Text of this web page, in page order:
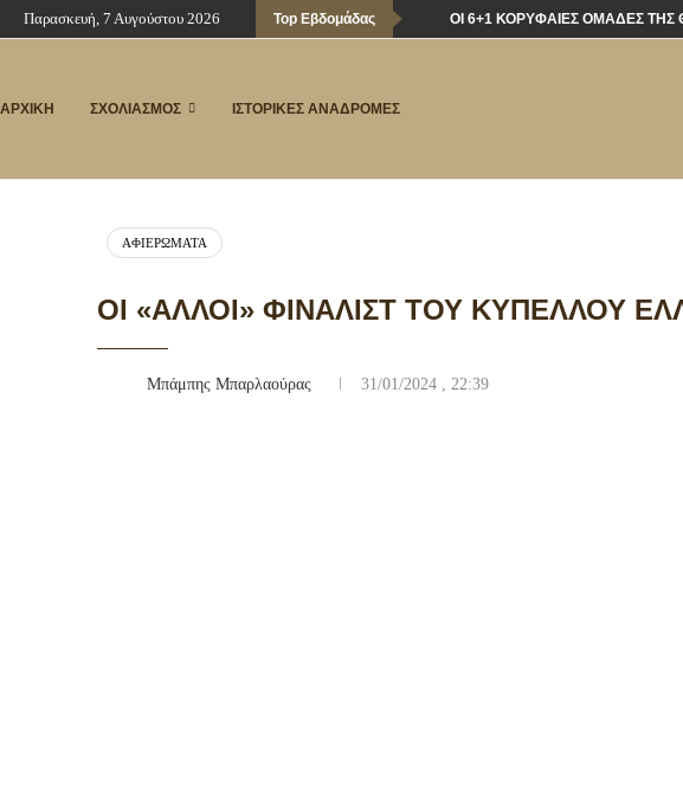
Παρασκευή, 7 Αυγούστου 2026 Top Εβδομάδας ΟΙ 6+1 ΚΟΡΥΦΑΊΕΣ ΟΜΆΔΕΣ
ΑΡΧΙΚΗ ΣΧΟΛΙΑΣΜΟΣ ΙΣΤΟΡΙΚΕΣ ΑΝΑΔΡΟΜΕΣ
ΑΦΙΕΡΏΜΑΤΑ
ΟΙ «ΆΛΛΟΙ» ΦΙΝΑΛΊΣΤ ΤΟΥ KΥΠΈΛΛΟΥ
Μπάμπης Μπαρλαούρας 31/01/2024 , 22:39